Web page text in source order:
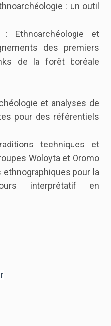
: un outil
Ethnoarchéologie et
des premiers
de la forêt boréale
et analyses de
pour des référentiels
techniques et
Woloyta et Oromo
ethnographiques pour la
interprétatif en